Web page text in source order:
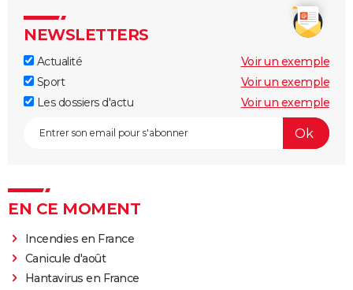
NEWSLETTERS
Actualité
Voir un exemple
Sport
Voir un exemple
Les dossiers d'actu
Voir un exemple
EN CE MOMENT
Incendies en France
Canicule d'août
Hantavirus en France